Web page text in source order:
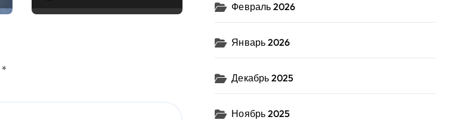
*
Февраль 2026
Январь 2026
Декабрь 2025
Ноябрь 2025